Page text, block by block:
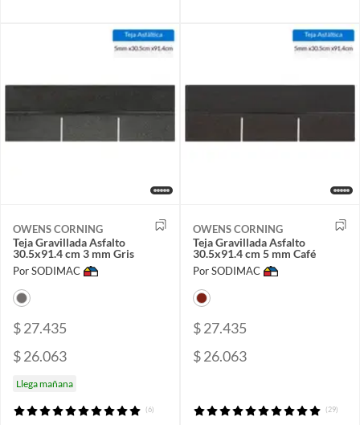
OWENS CORNING
Teja Gravillada Asfalto
30.5x91.4 cm 3 mm Gris
Por SODIMAC
$ 27.435
$ 26.063
Llega mañana
(6)
OWENS CORNING
Teja Gravillada Asfalto
30.5x91.4 cm 5 mm Café
Por SODIMAC
$ 27.435
$ 26.063
(29)